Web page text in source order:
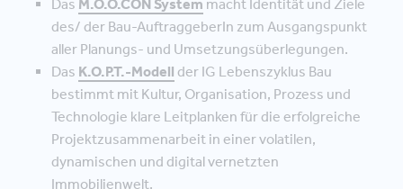
Das M.O.O.CON System macht Identität und Ziele
des/ der Bau-AuftraggeberIn zum Ausgangspunkt
aller Planungs- und Umsetzungsüberlegungen.
Das K.O.P.T.-Modell der IG Lebenszyklus Bau
bestimmt mit Kultur, Organisation, Prozess und
Technologie klare Leitplanken für die erfolgreiche
Projektzusammenarbeit in einer volatilen,
dynamischen und digital vernetzten
Immobilienwelt.